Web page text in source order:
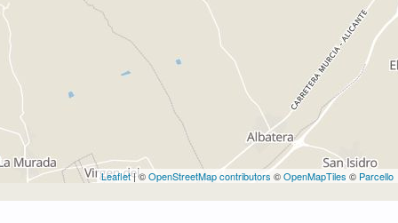
Leaflet| ©OpenStreetMap contributors ©OpenMapTiles © Parcello